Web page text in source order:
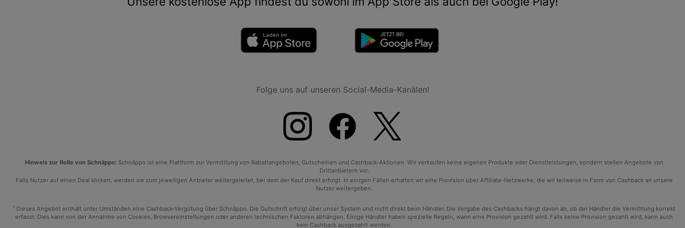
Folge uns auf unseren Social-Media-Kanälen!
Hinweis zur Rolle von Schnäppo:Schnäppo ist eine Plattform zur Vermittlung von Rabattangeboten, Gutscheinen und Cashback-Aktionen. Wir verkaufen keine eigenen Produkte oder Dienstleistungen, sondern stellen Angebote von
Drittanbietern vor.
Falls Nutzer auf einen Deal klicken, werden sie zum jeweiligen Anbieter weitergeleitet, bei dem der Kauf direkt erfolgt. In einigen Fällen erhalten wir eine Provision über Affiliate-Netzwerke, die wir teilweise in Form von Cashback an unsere
Nutzer weitergeben.
1 Dieses Angebot enthält unter Umständen eine Cashback-Vergütung über Schnäppo. Die Gutschrift erfolgt über unser System und nicht direkt beim Händler. Die Vergabe des Cashbacks hängt davon ab, ob der Händler die Vermittlung korrekt
erfasst. Dies kann von der Annahme von Cookies, Browsereinstellungen oder anderen technischen Faktoren abhängen. Einige Händler haben spezielle Regeln, wann eine Provision gezahlt wird. Falls keine Provision gezahlt wird, kann auch
kein Cashback ausgezahlt werden.